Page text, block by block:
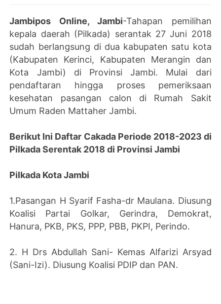
Jambipos Online, Jambi-Tahapan pemilihan
kepala daerah (Pilkada) serantak 27 Juni 2018
sudah berlangsung di dua kabupaten satu kota
(Kabupaten Kerinci, Kabupaten Merangin dan
Kota Jambi) di Provinsi Jambi. Mulai dari
pendaftaran hingga proses pemeriksaan
kesehatan pasangan calon di Rumah Sakit
Umum Raden Mattaher Jambi.
Berikut Ini Daftar Cakada Periode 2018-2023 di
Pilkada Serentak 2018 di Provinsi Jambi
Pilkada Kota Jambi
1.Pasangan H Syarif Fasha-dr Maulana. Diusung
Koalisi Partai Golkar, Gerindra, Demokrat,
Hanura, PKB, PKS, PPP, PBB, PKPI, Perindo.
2. H Drs Abdullah Sani- Kemas Alfarizi Arsyad
(Sani-Izi). Diusung Koalisi PDIP dan PAN.